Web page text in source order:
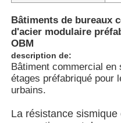
Aperçu
Produits
Vidéos
Bâtiments de bureaux
d'acier modulaire
OBM
description de:
Bâtiment commercial
étages préfabriqué pour
urbains.
La résistance